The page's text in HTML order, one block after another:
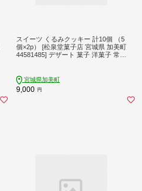
スイーツ くるみクッキー 計10個 （5
個×2p） [松泉堂菓子店 宮城県 加美町
44581485] デザート 菓子 洋菓子 常温
宮城県加美町
9,000 円